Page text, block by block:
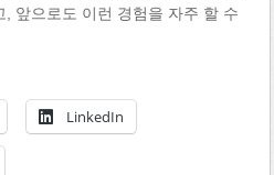
앞으로도 이런 경험을 자주 할 수
LinkedIn